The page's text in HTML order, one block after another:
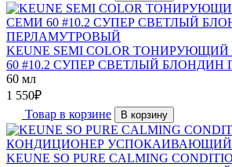
KEUNE SEMI COLOR
60 #10.2 СУПЕР СВЕТЛЫЙ
60 мл
1 550₽
Товар в корзине
В корзину
KEUNE SO PURE CALMING